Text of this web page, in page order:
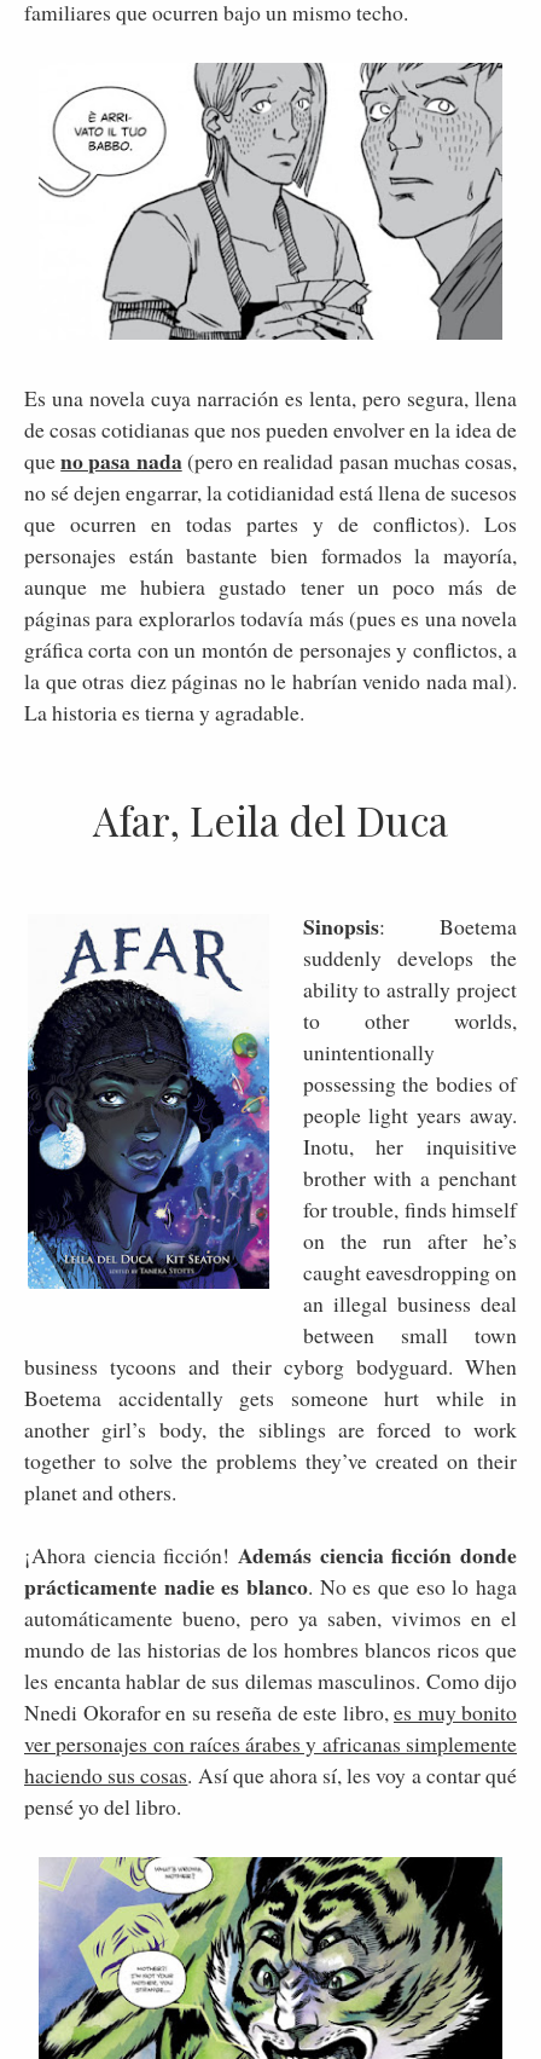
familiares que ocurren bajo un mismo techo.
Es una novela cuya narración es lenta, pero segura, llena
de cosas cotidianas que nos pueden envolver en la idea de
queno pasa nada(pero en realidad pasan muchas cosas,
no sé dejen engarrar, la cotidianidad está llena de sucesos
que ocurren en todas partes y de conflictos). Los
personajes están bastante bien formados la mayoría,
aunque me hubiera gustado tener un poco más de
páginas para explorarlos todavía más (pues es una novela
gráfica corta con un montón de personajes y conflictos, a
la que otras diez páginas no le habrían venido nada mal).
La historia es tierna y agradable.
Afar, Leila del Duca
Sinopsis: Boetema
suddenly develops the
ability to astrally project
to other worlds,
unintentionally
possessing the bodies of
people light years away.
Inotu, her inquisitive
brother with a penchant
for trouble, finds himself
on the run after he’s
caught eavesdropping on
an illegal business deal
between small town
business tycoons and their cyborg bodyguard. When
Boetema accidentally gets someone hurt while in
another girl’s body, the siblings are forced to work
together to solve the problems they’ve created on their
planet and others.
¡Ahora ciencia ficción! Además ciencia ficción donde
prácticamente nadie es blanco. No es que eso lo haga
automáticamente bueno, pero ya saben, vivimos en el
mundo de las historias de los hombres blancos ricos que
les encanta hablar de sus dilemas masculinos. Como dijo
Nnedi Okorafor en su reseña de este libro,es muy bonito
ver personajes con raíces árabes y africanas simplemente
haciendo sus cosas. Así que ahora sí, les voy a contar qué
pensé yo del libro.